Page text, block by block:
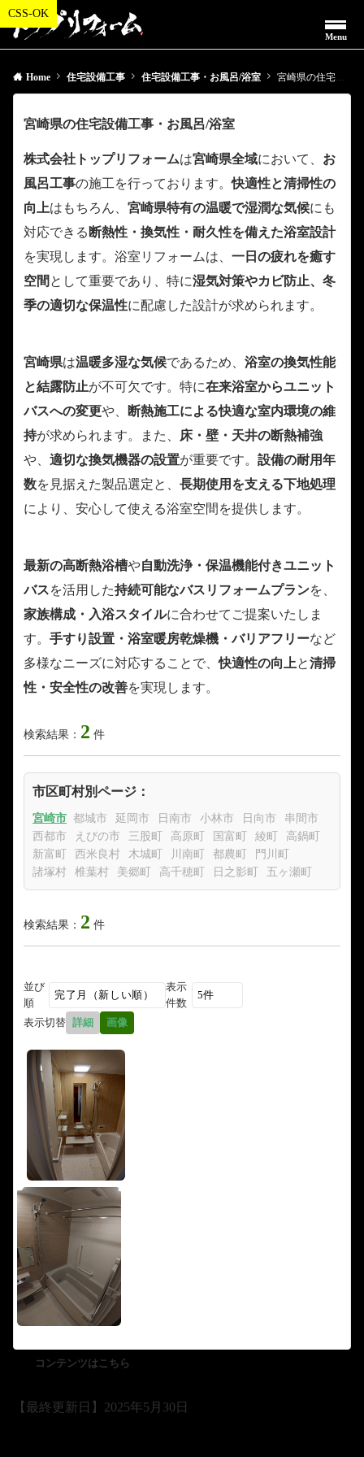
Menu
Home 住宅設備工事 住宅設備工事・お風呂/浴室 宮崎県の住宅設備工事・お風呂/浴室
宮崎県の住宅設備工事・お風呂/浴室
株式会社トップリフォームは宮崎県全域において、 お
風呂工事の施工を行っております。快適性と清掃性の
向上はもちろん、 宮崎県特有の温暖で湿潤な気候にも
対応できる 断熱性・換気性・耐久性を備えた浴室設計
を実現します。浴室リフォームは、 一日の疲れを癒す
空間 として重要であり、特に湿気対策やカビ防止、冬
季の適切な保温性に配慮した設計が求められます。
宮崎県は温暖多湿な気候であるため、 浴室の換気性能
と結露防止が不可欠です。特に在来浴室からユニット
バスへの変更や、
断熱施工による快適な室内環境の維
持が求められます。また、
床・壁・天井の断熱補強
や、 適切な換気機器の設置が重要です。 設備の耐用年
数を見据えた製品選定と、 長期使用を支える下地処理
により、安心して使える浴室空間を提供します。
最新の高断熱浴槽や自動洗浄・保温機能付きユニット
バスを活用した持続可能なバスリフォームプランを、
家族構成・入浴スタイルに合わせてご提案いたしま
す。 手すり設置・浴室暖房乾燥機・バリアフリーなど
多様なニーズに対応することで、快適性の向上と清掃
性・安全性の改善を実現します。
検索結果： 2 件
市区町村別ページ：
宮崎市 都城市 延岡市 日南市 小林市 日向市
串間市
西都市
えびの市 三股町 高原町 国富町 綾町
高鍋町
新富町
西米良村 木城町 川南町 都農町
門川町
諸塚村
椎葉村 美郷町 高千穂町 日之影町 五ヶ瀬町
検索結果： 2 件
並び
順
表示
件数
表示切替 詳細 画像
コンテンツはこちら
【最終更新日】2025年5月30日